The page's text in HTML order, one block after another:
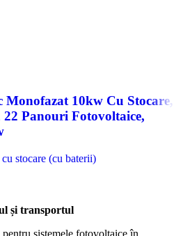
10kw Cu Stocare,
Panouri Fotovoltaice,
stocare (cu baterii)
și transportul
sistemele fotovoltaice în